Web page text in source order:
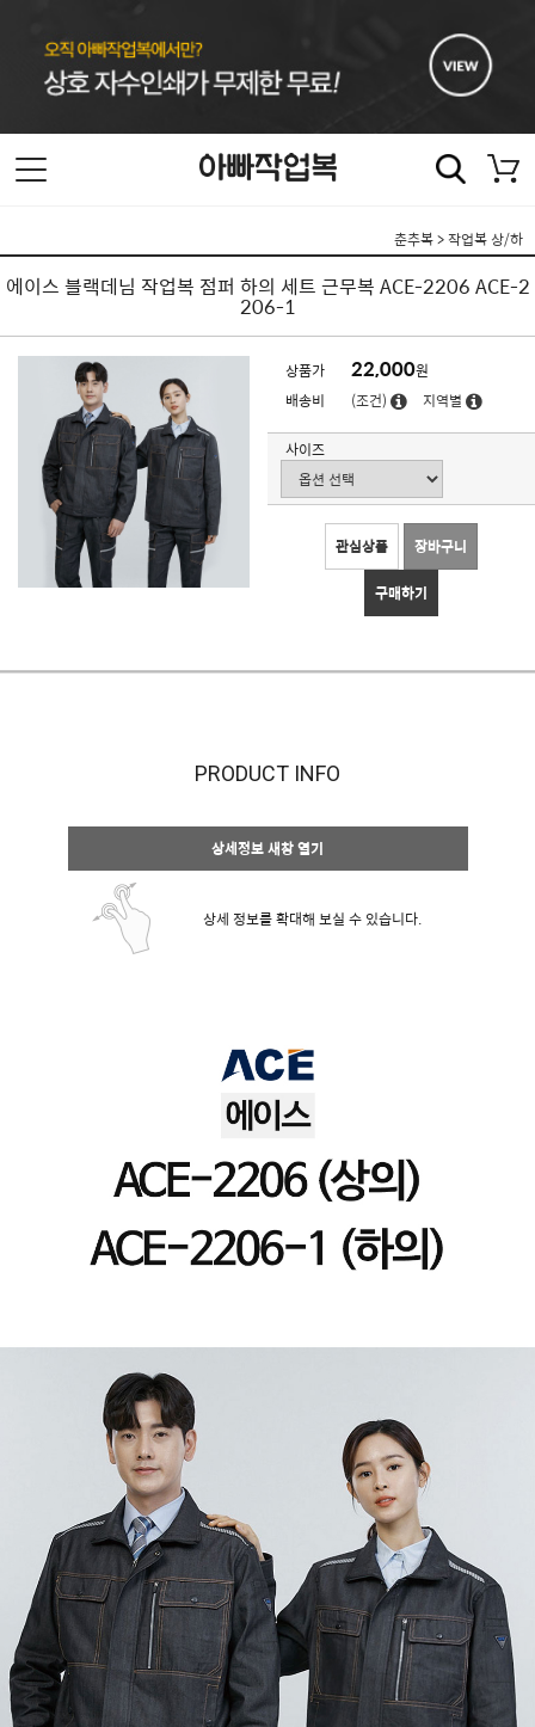
춘추복>작업복 상/하
에이스 블랙데님 작업복 점퍼 하의 세트 근무복 ACE-2206 ACE-2
206-1
상품가 22,000원
배송비
(조건) 지역별
사이즈
관심상품 장바구니
구매하기
PRODUCT INFO
상세정보 새창 열기
상세 정보를 확대해 보실 수 있습니다.